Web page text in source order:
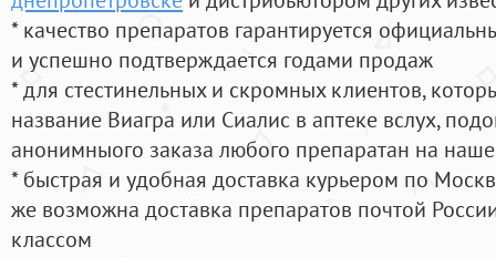
* качество препаратов гарантируется
и успешно подтверждается годами продаж
* для стестинельных и скромных клиентов,
название Виагра или Сиалис в аптеке вслух,
анонимныого заказа любого препаратан на
* быстрая и удобная доставка курьером по
же возможна доставка препаратов почтой
классом